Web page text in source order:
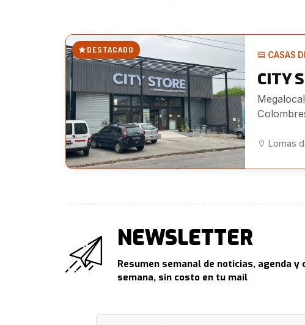
DESTACADO
CASAS
CITY
Lomas
NEWSLETTER
Resumen semanal de noticias, agenda y
semana, sin costo en tu mail